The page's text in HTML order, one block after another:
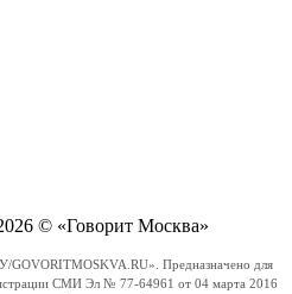
© «Говорит Москва»
Предназначено для
СМИ Эл № 77-64961 от 04 марта 2016